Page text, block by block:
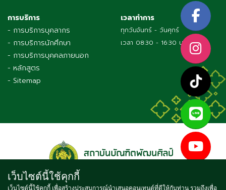
การบริการ
- การบริการบุคลากร
- การบริการนักศึกษา
- การบริการบุคคลภายนอก
- หลักสูตร
- Sitemap
เวลาทำการ
ทุกวันจันทร์ - วันศุกร์
เวลา 08:30 - 16:30 น.
เว็บไซต์นี้ใช้คุกกี้
เว็บไซต์นี้ใช้คุกกี้ เพื่อสร้างประสบการณ์นำเสนอคอนเทนต์ที่ดีให้กับท่าน รวมถึงเพื่อ